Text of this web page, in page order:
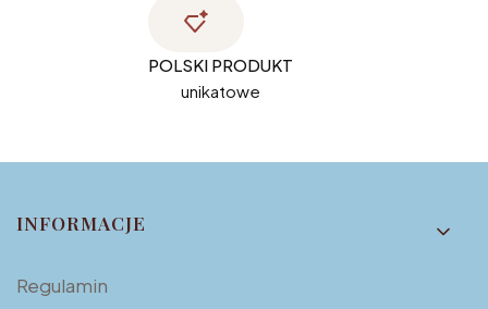
POLSKI PRODUKT
unikatowe
Linki w stopce
INFORMACJE
Regulamin